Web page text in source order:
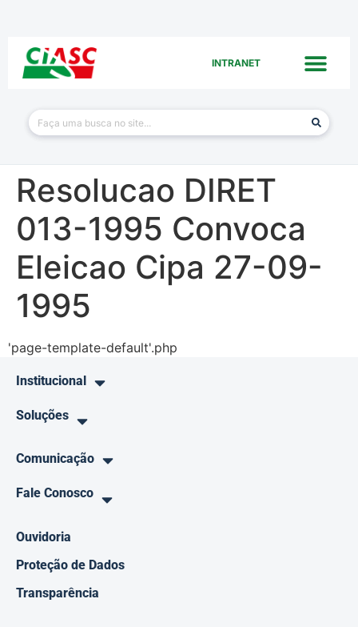
INTRANET
Resolucao DIRET
013-1995 Convoca
Eleicao Cipa 27-09-
1995
'page-template-default'.php
Institucional
Soluções
Comunicação
Fale Conosco
Ouvidoria
Proteção de Dados
Transparência